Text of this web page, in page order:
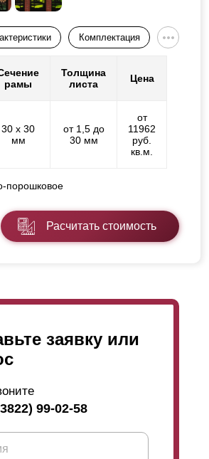
Комплектация
рамы
Толщина
листа
Цена
30 х 30
мм
от 1,5 до
30 мм
от
11962
руб.
кв.м.
порошковое
Расчитать стоимость
заявку или
99-02-58